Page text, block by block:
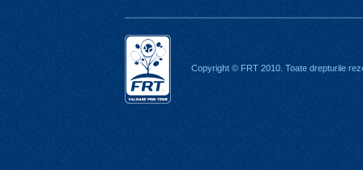
Copyright © FRT 2010. Toate drepturile